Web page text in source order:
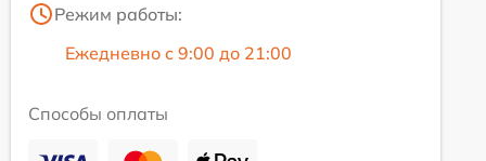
Режим работы:
Ежедневно с 9:00 до 21:00
Способы оплаты